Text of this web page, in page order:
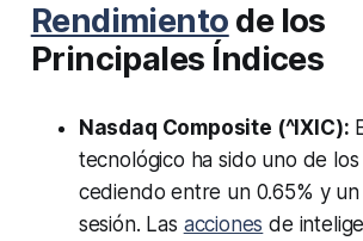
Rendimiento de los
Principales Índices
Nasdaq Composite (^IXIC):
tecnológico ha sido uno de
cediendo entre un 0.65% y un
sesión. Las acciones de